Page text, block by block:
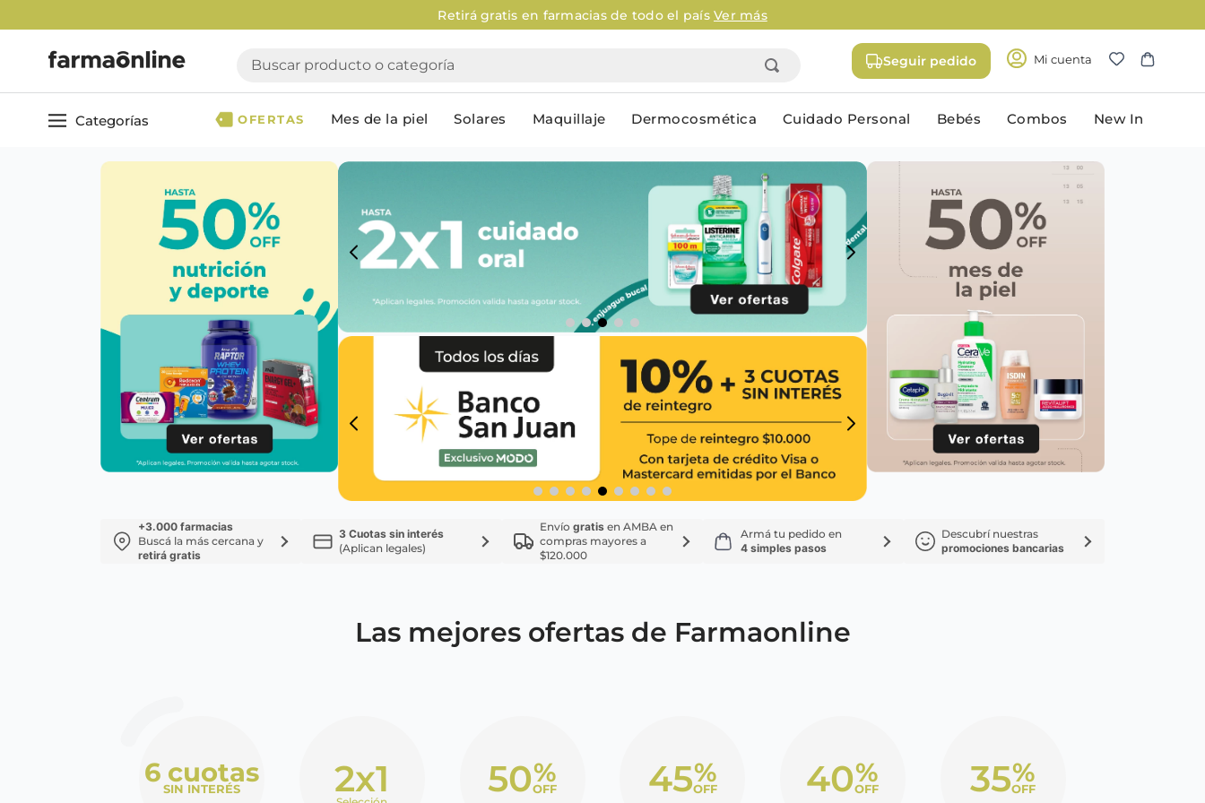
Retirá gratis en farmacias de todo el país Ver más
Buscar producto o categoría Seguir pedido Mi cuenta
Categorías
Nutrición & Deporte
Bebé & Maternidad
Perfumes & Fragancias
Cuidado de Salud
Cuidado de adulto
Uso Profesional
Cuidado del Cabello
Acondicionador
Geles & fijadores
Shampoo
Tinturas & coloración
Tratamientos capilares
Cuidado de la piel
Solares
Corporales
Serums & boosters faciales
Contorno de ojos
Higiene Corporal
Desodorantes y antitranspirantes
Afeitado
Complemento de afeitar
Productos para depilación
Jabón en barra
Higiene íntima masculina
Higiene oral
Cepillos & hilos dentales
Pasta dental
Enjuague bucal
Cuidado de la prótesis dental
Accesorios
Protección Femenina
Cuidado intimo
Protectores diarios
Copas menstruales
Protectores mamarios
Talcos & polvos pédicos
Aerosoles pédicos
Polvos pédicos
Talcos corporales
OFERTAS Mes de la piel Solares Maquillaje Dermocosmética Cuidado Personal Bebés Combos New In
+3.000 farmacias
Buscá la más cercana y
retirá gratis
3 Cuotas sin interés
(Aplican legales)
Envío gratis en AMBA en
compras mayores a
$120.000
Armá tu pedido en
4 simples pasos
Descubrí nuestras
promociones bancarias
Las mejores ofertas de Farmaonline
6 cuotas
SIN INTERÉS 2x1 50%
OFF 45%
OFF 40%
OFF 35%
OFF